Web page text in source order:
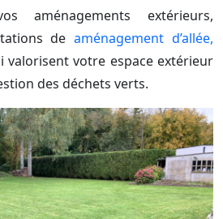
aménagements extérieurs,
deaménagement d’allée,
valorisent votre espace extérieur
des déchets verts.